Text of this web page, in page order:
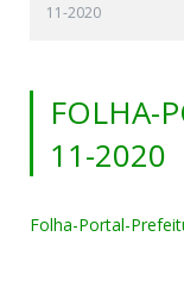
11-2020
FOLHA-
11-2020
Folha-Portal-